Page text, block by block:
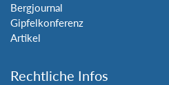
Bergjournal
Gipfelkonferenz
Artikel
Rechtliche Infos